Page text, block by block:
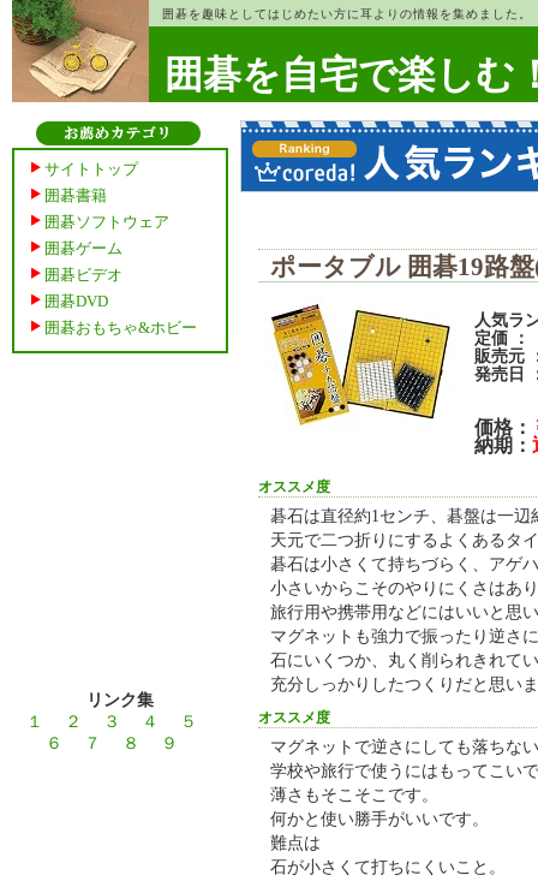
囲碁を趣味としてはじめたい方に耳よりの情報を集めました。
囲碁を自宅で楽しむ
サイトトップ
囲碁書籍
囲碁ソフトウェア
囲碁ゲーム
囲碁ビデオ
囲碁DVD
囲碁おもちゃ&ホビー
リンク集
１
２ ３ ４
５
６
７ ８ ９
ポータブル 囲碁19路
人気ラ
定価 ：
販売元
発売日
価格：
納期：
オススメ度
碁石は直径約1センチ、碁盤は一辺
天元で二つ折りにするよくあるタ
碁石は小さくて持ちづらく、アゲ
小さいからこそのやりにくさはあ
旅行用や携帯用などにはいいと思
マグネットも強力で振ったり逆さ
石にいくつか、丸く削られきれて
充分しっかりしたつくりだと思い
オススメ度
マグネットで逆さにしても落ちな
学校や旅行で使うにはもってこい
薄さもそこそこです。
何かと使い勝手がいいです。
難点は
石が小さくて打ちにくいこと。